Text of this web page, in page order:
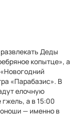
Деды
копытце», а
«Парабазис». В
елочную
гжель, а в 15:00
— именно в